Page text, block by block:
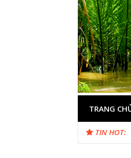
Du
TRANG
TIN HOT: